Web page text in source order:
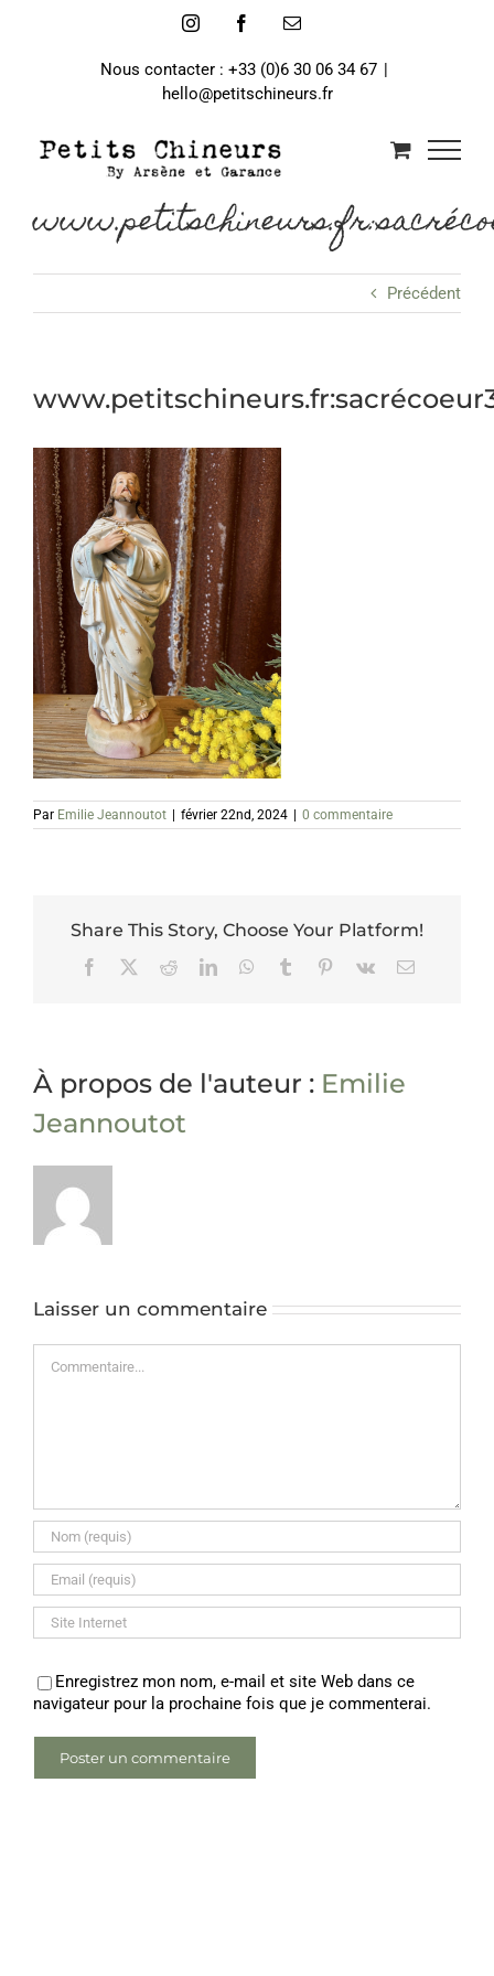
InstagramFacebookEmail
Nous contacter : +33 (0)6 30 06 34 67 |
hello@petitschineurs.fr
Précédent
Par Emilie Jeannoutot février 22nd, 2024 0 commentaire
Share This Story, Choose Your Platform!
Facebook RedditLinkedInWhatsApp
Tumblr Pinterest
Vk Email
À propos de l'auteur : Emilie
Jeannoutot
Laisser un commentaire
Enregistrez mon nom, e-mail et site Web dans ce
navigateur pour la prochaine fois que je commenterai.